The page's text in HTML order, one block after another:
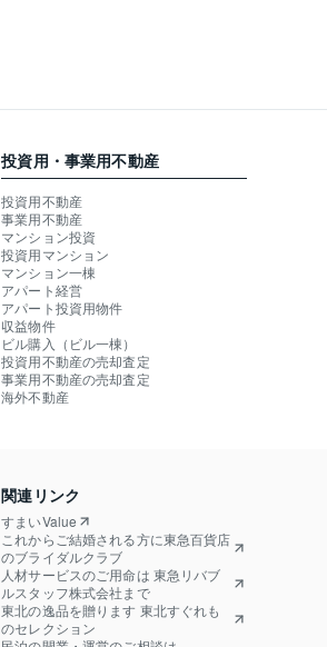
投資用・事業用不動産
投資用不動産
事業用不動産
マンション投資
投資用マンション
マンション一棟
アパート経営
アパート投資用物件
収益物件
ビル購入（ビル一棟）
投資用不動産の売却査定
事業用不動産の売却査定
海外不動産
関連リンク
すまいValue
これからご結婚される方に東急百貨店
のブライダルクラブ
人材サービスのご用命は 東急リバブ
ルスタッフ株式会社まで
東北の逸品を贈ります 東北すぐれも
のセレクション